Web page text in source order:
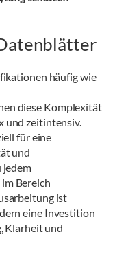
häufig wie
diese Komplexität
und zeitintensiv.
für eine
und
jedem
Bereich
ist
eine Investition
Klarheit und